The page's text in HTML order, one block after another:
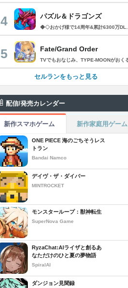
4 パズル＆ドラゴンズ
5 Fate/Grand Order
セルランをもっと見る
配信/発売カレンダー
新作スマホゲーム 新作家庭用ゲーム
ONE PIECE 海のごちそうレス
トラン
Bandai Namco
デイヴ・ザ・ダイバー
MINTROCKET
モンスターループ：獣神転生
SuperNova Game
RyzaChat:AIライザと創るあ
なただけのひと夏の夢物語
SpiralAI
ダンジョン見聞録